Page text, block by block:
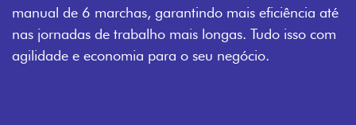
manual de 6 marchas, garantindo mais eficiência até
nas jornadas de trabalho mais longas. Tudo isso com
agilidade e economia para o seu negócio.